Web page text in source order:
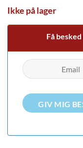
Ikke på lager
Få
GIV MIG